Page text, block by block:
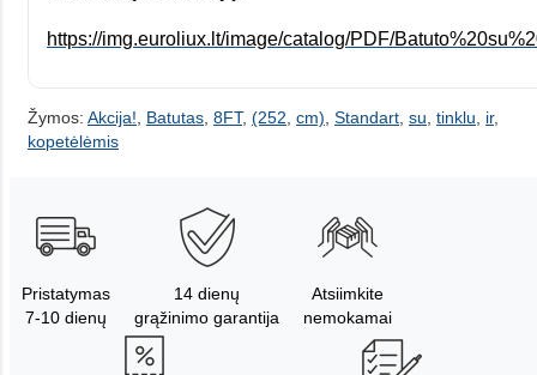
https://img.euroliux.lt/image/catalog/PDF/
Žymos: Akcija! Batutas 8FT, (252 cm) Standart su tinklu ir,
kopetėlėmis
Pristatymas
7-10 dienų
14 dienų
grąžinimo garantija
Atsiimkite
nemokamai